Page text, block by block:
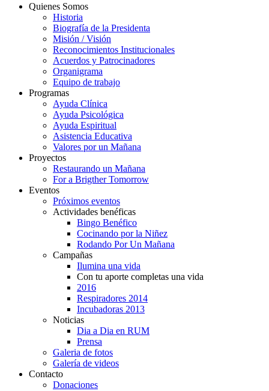
Quienes Somos
Historia
Biografía de la Presidenta
Misión / Visión
Reconocimientos Institucionales
Acuerdos y Patrocinadores
Organigrama
Equipo de trabajo
Programas
Ayuda Clínica
Ayuda Psicológica
Ayuda Espiritual
Asistencia Educativa
Valores por un Mañana
Proyectos
Restaurando un Mañana
For a Brigther Tomorrow
Eventos
Próximos eventos
Actividades benéficas
Bingo Benéfico
Cocinando por la Niñez
Rodando Por Un Mañana
Campañas
Ilumina una vida
Con tu aporte completas una vida
2016
Respiradores 2014
Incubadoras 2013
Noticias
Dia a Dia en RUM
Prensa
Galeria de fotos
Galería de videos
Contacto
Donaciones